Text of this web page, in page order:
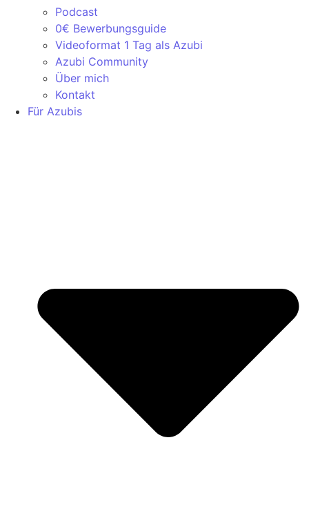
Podcast
0€ Bewerbungsguide
Videoformat 1 Tag als Azubi
Azubi Community
Über mich
Kontakt
Für Azubis